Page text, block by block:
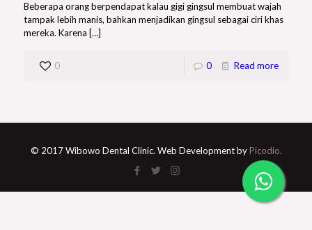
Beberapa orang berpendapat kalau gigi gingsul membuat wajah
tampak lebih manis, bahkan menjadikan gingsul sebagai ciri khas
mereka. Karena […]
0 0 Read more
© 2017 Wibowo Dental Clinic. Web Development byPicodio.